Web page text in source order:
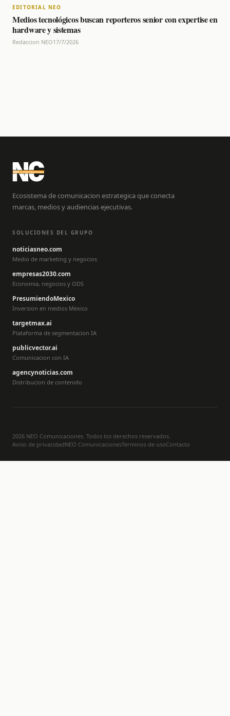
EDITORIAL NEO
Medios tecnológicos buscan reporteros senior con expertise en
hardware y sistemas
Redaccion NEO17/7/2026
Ecosistema de comunicacion estrategica que conecta
marcas, medios y audiencias ejecutivas.
SOLUCIONES DEL GRUPO
noticiasneo.com
Medio de marketing y negocios
empresas2030.com
Economia, negocios y ODS
PresumiendoMexico
Inversion en medios Mexico
targetmax.ai
Plataforma de segmentacion IA
publicvector.ai
Comunicacion con IA
agencynoticias.com
Distribucion de contenido
2026 NEO Comunicaciones. Todos los derechos reservados.
Aviso de privacidadNEO ComunicacionesTerminos de usoContacto